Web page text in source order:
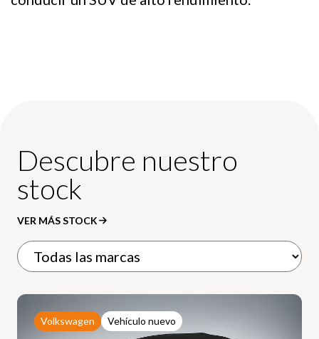
Descubre nuestro
stock
VER MÁS STOCK
Volkswagen Vehículo nuevo